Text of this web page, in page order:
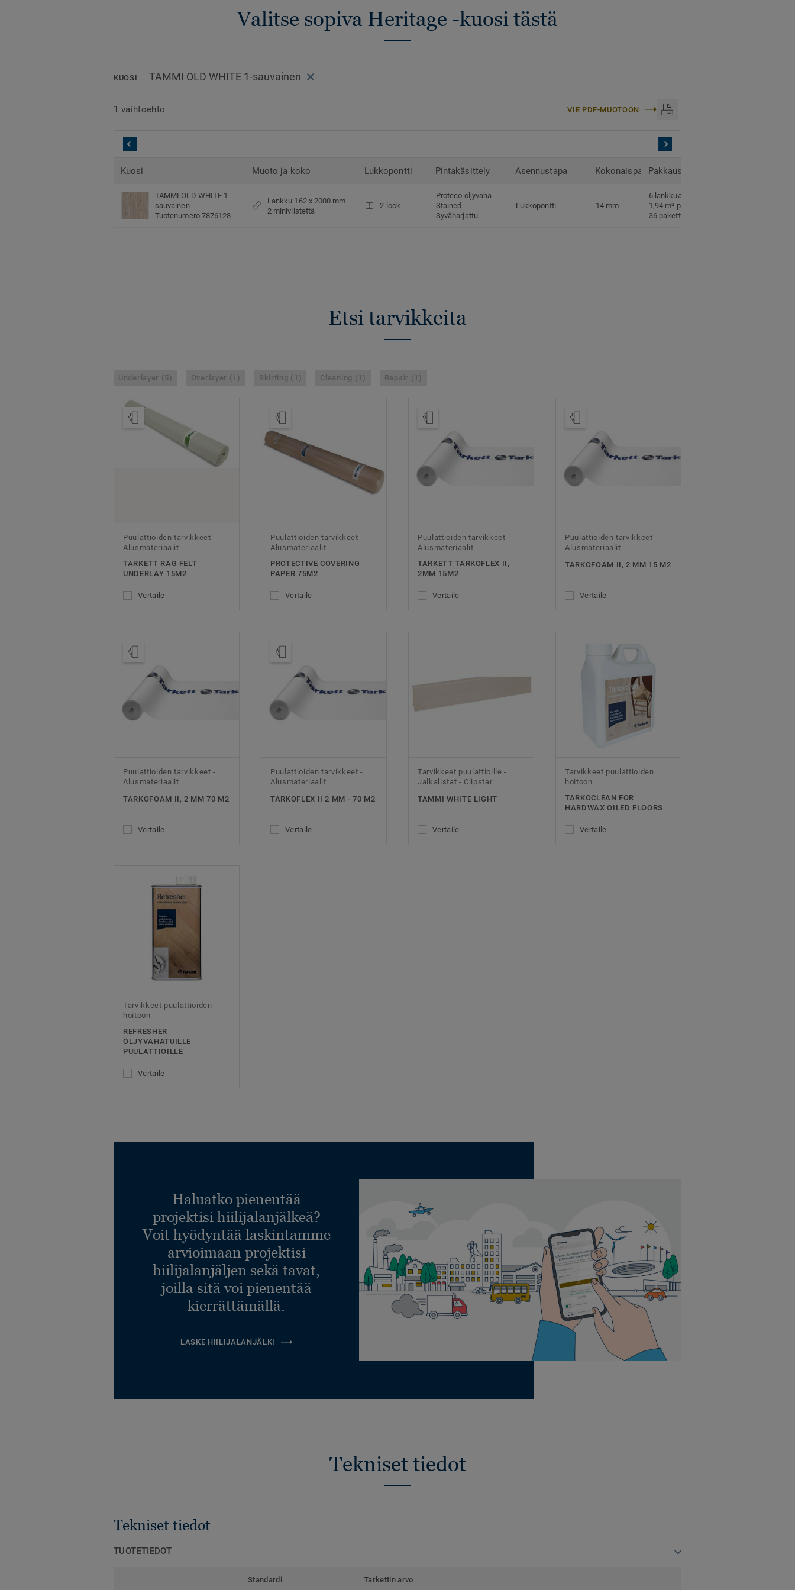
Valitse sopiva Heritage -kuosi tästä
KUOSI TAMMI OLD WHITE 1-sauvainen
1 vaihtoehto VIE PDF-MUOTOON
Kuosi Muoto ja koko Lukkopontti Pintakäsittely Asennustapa KokonaispaksuusPakkaus
TAMMI OLD WHITE 1-
sauvainen
Tuotenumero 7876128
Lankku 162 x 2000 mm
2 miniviistettä
2-lock
Proteco öljyvaha
Stained
Syväharjattu
Lukkopontti 14 mm
6 lankkua per paketti
1,94 m² per paketti
36 pakettia per lava
Etsi tarvikkeita
Underlayer (5) Overlayer (1) Skirting (1) Cleaning (1) Repair (1)
Tilaa malli
Puulattioiden tarvikkeet -
Alusmateriaalit
TARKETT RAG FELT
UNDERLAY 15M2
Vertaile
Puulattioiden tarvikkeet -
Alusmateriaalit
PROTECTIVE COVERING
PAPER 75M2
Vertaile
Puulattioiden tarvikkeet -
Alusmateriaalit
TARKETT TARKOFLEX II,
2MM 15M2
Vertaile
Puulattioiden tarvikkeet -
Alusmateriaalit
TARKOFOAM II, 2 MM 15 M2
Vertaile
Puulattioiden tarvikkeet -
Alusmateriaalit
TARKOFOAM II, 2 MM 70 M2
Vertaile
Puulattioiden tarvikkeet -
Alusmateriaalit
TARKOFLEX II 2 MM - 70 M2
Vertaile
Tarvikkeet puulattioille -
Jalkalistat - Clipstar
TAMMI WHITE LIGHT
Vertaile
Tarvikkeet puulattioiden
hoitoon
TARKOCLEAN FOR
HARDWAX OILED FLOORS
Vertaile
Tarvikkeet puulattioiden
hoitoon
REFRESHER
ÖLJYVAHATUILLE
PUULATTIOILLE
Vertaile
Haluatko pienentää
projektisi hiilijalanjälkeä?
Voit hyödyntää laskintamme
arvioimaan projektisi
hiilijalanjäljen sekä tavat,
joilla sitä voi pienentää
kierrättämällä.
LASKE HIILIJALANJÄLKI
Tekniset tiedot
Tekniset tiedot
TUOTETIEDOT
Standardi Tarkettin arvo